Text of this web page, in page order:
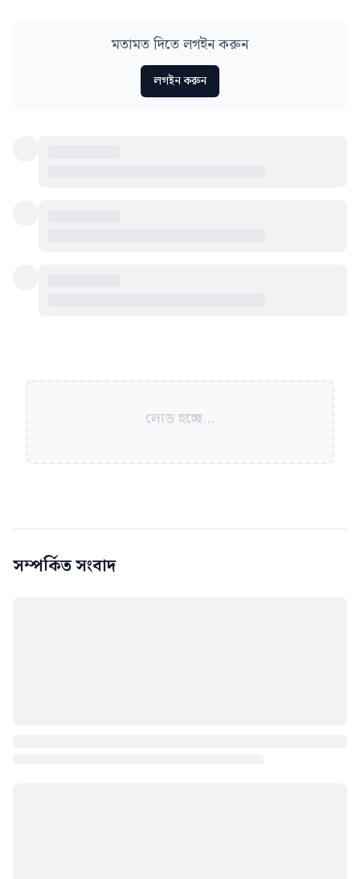
মতামত দিতে লগইন করুন
লগইন করুন
লোড হচ্ছে...
সম্পর্কিত সংবাদ